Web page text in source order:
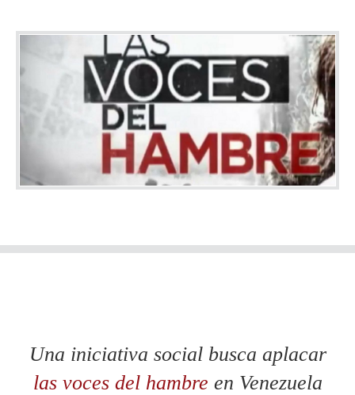
Una iniciativa social busca aplacar
las voces del hambre en Venezuela